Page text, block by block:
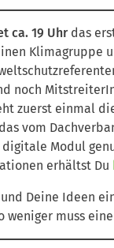
ca. 19 Uhr das
Klimagruppe
noch
zuerst einmal
vom
Modul
erhältst Du
Deine Ideen
weniger muss